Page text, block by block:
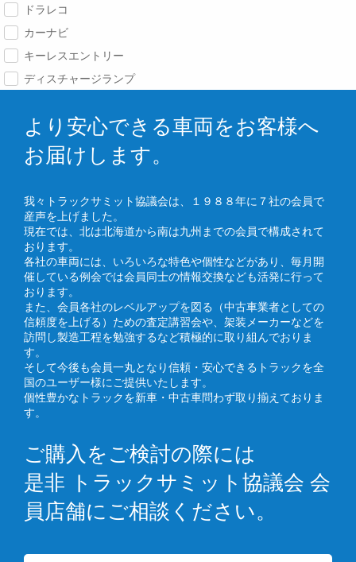
ドラレコ
カーナビ
キーレスエントリー
ディスチャージランプ
より安心できる車両をお客様へ
お届けします。
我々トラックサミット協議会は、１９８８年に７社の会員で
産声を上げました。
現在では、北は北海道から南は九州までの会員で構成されて
おります。
各社の車両には、いろいろな特色や個性などがあり、毎月開
催している例会では会員同士の情報交換なども活発に行って
おります。
また、会員各社のレベルアップを図る（中古車業者としての
信頼度を上げる）ための査定講習会や、架装メーカーなどを
訪問し製造工程を勉強するなど積極的に取り組んでおりま
す。
そして今後も会員一丸となり信頼・安心できるトラックを全
国のユーザー様にご提供いたします。
個性豊かなトラックを新車・中古車問わず取り揃えておりま
す。
ご購入をご検討の際には
是非 トラックサミット協議会 会
員店舗にご相談ください。